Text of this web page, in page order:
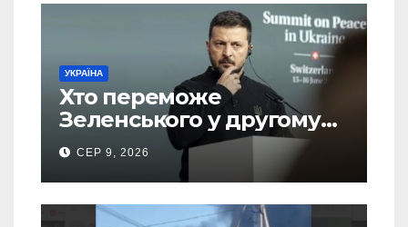
УКРАЇНА
Хто переможе
Зеленського у другому
турі виборів президента
України – новий рейтинг
SOCIS
СЕР 9, 2026